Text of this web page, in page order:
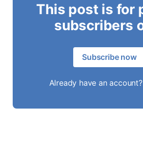
This post is for
subscribers
Subscribe now
Already have an account?